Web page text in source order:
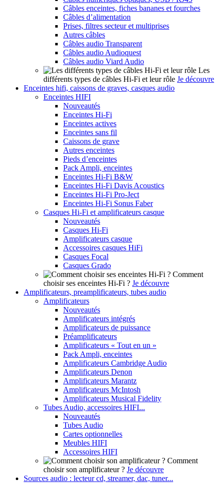
Câbles enceintes, fiches bananes et fourches
Câbles d’alimentation
Prises, filtres secteur et multiprises
Autres câbles
Câbles audio Transparent
Câbles audio Audioquest
Câbles audio Viard Audio
Les
différents types de câbles Hi-Fi et leur rôle Je découvre
Enceintes hifi, caissons de graves, casques audio
Enceintes HIFI
Nouveautés
Enceintes Hi-Fi
Enceintes actives
Enceintes sans fil
Caissons de grave
Autres enceintes
Pieds d’enceintes
Pack Ampli, enceintes
Enceintes Hi-Fi B&W
Enceintes Hi-Fi Davis Acoustics
Enceintes Hi-Fi Pro-Ject
Enceintes Hi-Fi Sonus Faber
Casques Hi-Fi et amplificateurs casque
Nouveautés
Casques Hi-Fi
Amplificateurs casque
Accessoires casques HiFi
Casques Focal
Casques Grado
Comment
choisir ses enceintes Hi-Fi ? Je découvre
Amplificateurs, preamplificateurs, tubes audio
Amplificateurs
Nouveautés
Amplificateurs intégrés
Amplificateurs de puissance
Préamplificateurs
Amplificateurs « Tout en un »
Pack Ampli, enceintes
Amplificateurs Cambridge Audio
Amplificateurs Denon
Amplificateurs Marantz
Amplificateurs McIntosh
Amplificateurs Musical Fidelity
Tubes Audio, accessoires HIFI...
Nouveautés
Tubes Audio
Cartes optionnelles
Meubles HIFI
Accessoires HIFI
Comment
choisir son amplificateur ? Je découvre
Sources audio : lecteur cd, streamer, dac, tuner...